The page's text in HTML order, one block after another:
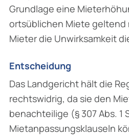
Grundlage eine
ortsüblichen Miete
Mieter die Unwirksamkeit
Entscheidung
Das Landgericht hält die
rechtswidrig, da sie den
benachteilige (§ 307 Abs. 1
Mietanpassungsklauseln